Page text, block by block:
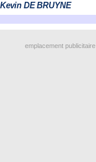
emplacement publicitaire